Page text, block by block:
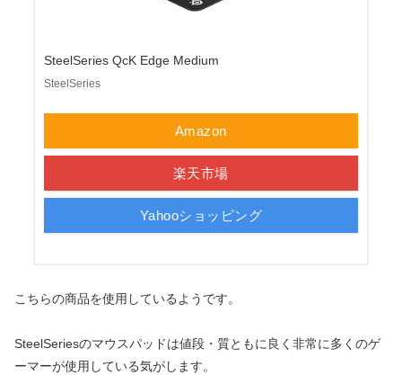
SteelSeries QcK Edge Medium
SteelSeries
Amazon
楽天市場
Yahooショッピング
こちらの商品を使用しているようです。
SteelSeriesのマウスパッドは値段・質ともに良く非常に多くのゲ
ーマーが使用している気がします。